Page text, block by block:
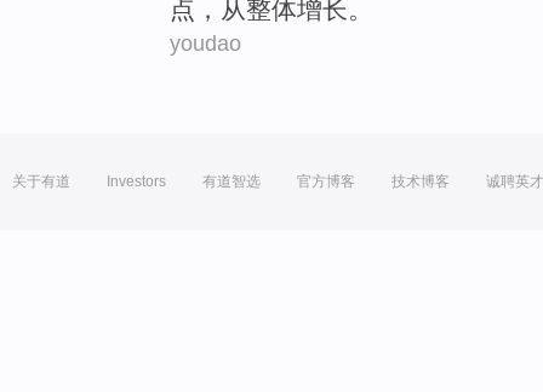
点， 从整体增长。
youdao
关于有道 Investors 有道智选 官方博客 技术博客 诚聘英才